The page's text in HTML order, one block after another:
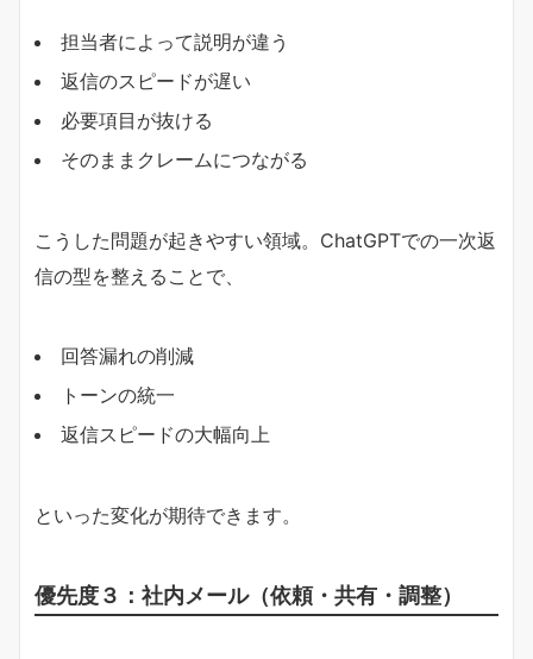
担当者によって説明が違う
返信のスピードが遅い
必要項目が抜ける
そのままクレームにつながる
こうした問題が起きやすい領域。ChatGPTでの一次返
信の型を整えることで、
回答漏れの削減
トーンの統一
返信スピードの大幅向上
といった変化が期待できます。
優先度３：社内メール（依頼・共有・調整）